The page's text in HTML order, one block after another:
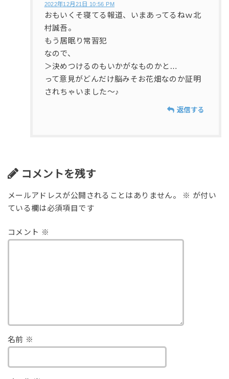
2022年12月21日 10:56 PM
おもいくそ寝てる報道、いまあってるねｗ北
村誠吾。
もう居眠り常習犯
なので、
＞決めつけるのもいかがなものかと…
って意見がどんだけ脳みそお花畑なのか証明
されちゃいました～♪
返信する
コメントを残す
メールアドレスが公開されることはありません。 ※ が付い
ている欄は必須項目です
コメント ※
名前 ※